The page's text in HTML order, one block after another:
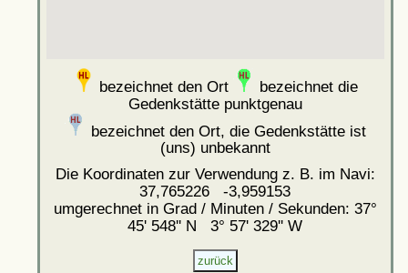
bezeichnet den Ort
bezeichnet die
Gedenkstätte punktgenau
bezeichnet den Ort, die Gedenkstätte ist
(uns) unbekannt
Die Koordinaten zur Verwendung z. B. im Navi:
37,765226 -3,959153
umgerechnet in Grad / Minuten / Sekunden: 37°
45' 548'' N 3° 57' 329'' W